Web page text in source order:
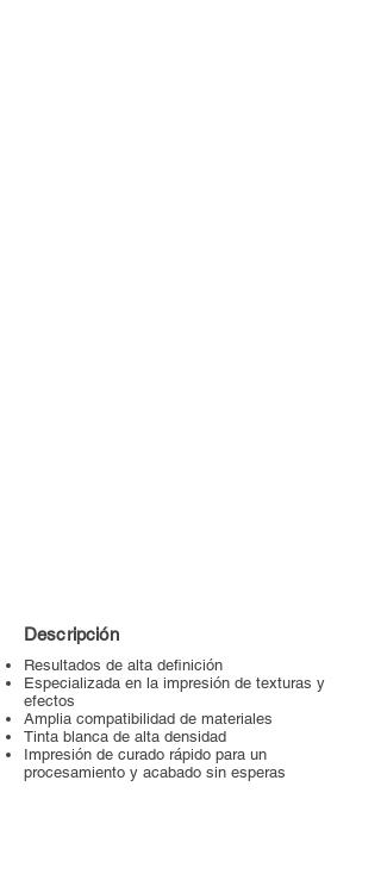
Descripción
Resultados de alta definición
Especializada en la impresión de texturas y
efectos
Amplia compatibilidad de materiales
Tinta blanca de alta densidad
Impresión de curado rápido para un
procesamiento y acabado sin esperas